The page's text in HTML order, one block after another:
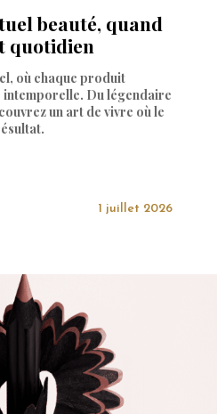
beauté, quand
quotidien
où chaque produit
intemporelle. Du légendaire
un art de vivre où le
1 juillet 2026